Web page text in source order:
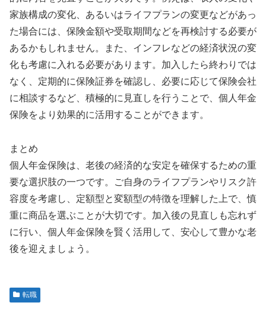
家族構成の変化、あるいはライフプランの変更などがあっ
た場合には、保険金額や受取期間などを再検討する必要が
あるかもしれません。また、インフレなどの経済状況の変
化も考慮に入れる必要があります。加入したら終わりでは
なく、定期的に保険証券を確認し、必要に応じて保険会社
に相談するなど、積極的に見直しを行うことで、個人年金
保険をより効果的に活用することができます。
まとめ
個人年金保険は、老後の経済的な安定を確保するための重
要な選択肢の一つです。ご自身のライフプランやリスク許
容度を考慮し、定額型と変額型の特徴を理解した上で、慎
重に商品を選ぶことが大切です。加入後の見直しも忘れず
に行い、個人年金保険を賢く活用して、安心して豊かな老
後を迎えましょう。
転職